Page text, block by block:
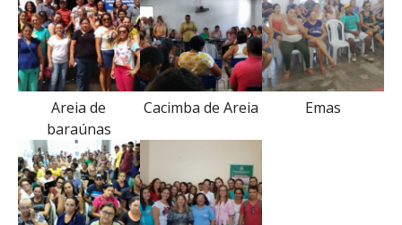
Areia de
baraúnas
Cacimba de Areia Emas